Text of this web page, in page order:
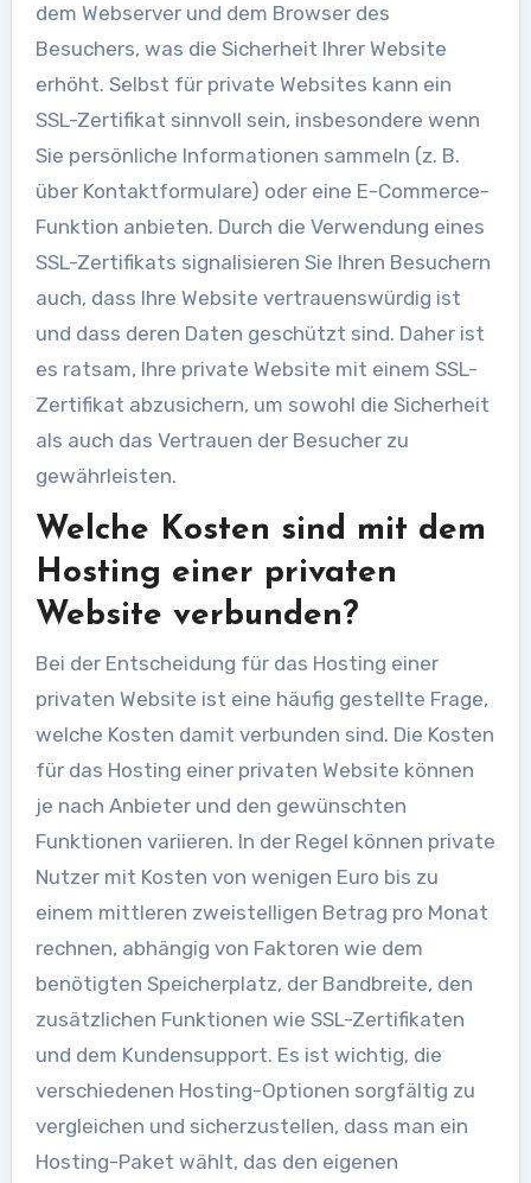
dem Webserver und dem Browser des
Besuchers, was die Sicherheit Ihrer Website
erhöht. Selbst für private Websites kann ein
SSL-Zertifikat sinnvoll sein, insbesondere wenn
Sie persönliche Informationen sammeln (z. B.
über Kontaktformulare) oder eine E-Commerce-
Funktion anbieten. Durch die Verwendung eines
SSL-Zertifikats signalisieren Sie Ihren Besuchern
auch, dass Ihre Website vertrauenswürdig ist
und dass deren Daten geschützt sind. Daher ist
es ratsam, Ihre private Website mit einem SSL-
Zertifikat abzusichern, um sowohl die Sicherheit
als auch das Vertrauen der Besucher zu
gewährleisten.
Welche Kosten sind mit dem
Hosting einer privaten
Website verbunden?
Bei der Entscheidung für das Hosting einer
privaten Website ist eine häufig gestellte Frage,
welche Kosten damit verbunden sind. Die Kosten
für das Hosting einer privaten Website können
je nach Anbieter und den gewünschten
Funktionen variieren. In der Regel können private
Nutzer mit Kosten von wenigen Euro bis zu
einem mittleren zweistelligen Betrag pro Monat
rechnen, abhängig von Faktoren wie dem
benötigten Speicherplatz, der Bandbreite, den
zusätzlichen Funktionen wie SSL-Zertifikaten
und dem Kundensupport. Es ist wichtig, die
verschiedenen Hosting-Optionen sorgfältig zu
vergleichen und sicherzustellen, dass man ein
Hosting-Paket wählt, das den eigenen